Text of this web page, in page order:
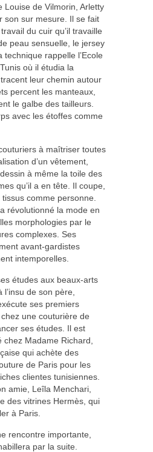
Louise de Vilmorin, Arletty
son sur mesure. Il se fait
du cuir qu’il travaille
peau sensuelle, le jersey
rappelle l’Ecole
où il étudia la
leur chemin autour
percent les manteaux,
le galbe des tailleurs.
avec les étoffes comme
à maîtriser toutes
d’un vêtement,
à même la toile des
qu’il a en tête. Il coupe,
comme personne.
révolutionné la mode en
morphologies par le
complexes. Ses
avant-gardistes
intemporelles.
études aux beaux-arts
l’insu de son père,
ses premiers
une couturière de
ses études. Il est
Madame Richard,
qui achète des
de Paris pour les
clientes tunisiennes.
amie, Leîla Menchari,
des vitrines Hermès, qui
à Paris.
rencontre importante,
par la suite.